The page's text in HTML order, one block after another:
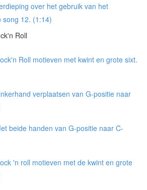
over het gebruik van het
song 12. (1:14)
Roll
Roll motieven met kwint en grote sixt.
verplaatsen van G-positie naar
beide handen van G-positie naar C-
'n roll motieven met de kwint en grote